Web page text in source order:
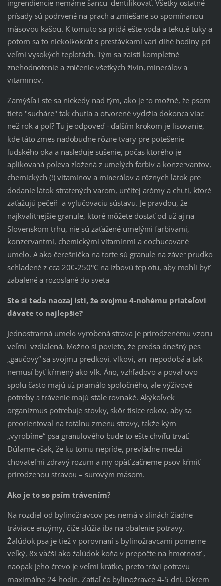
ingrendiencie nemáme šancu identifikovať. Všetky ostatné
prísady sú podrvené na prach a zmiešané so spomínanou
mäsovou kašou. K tomuto sa pridá ešte voda a tekuté tuky a
potom sa to niekoľkokrát s prestávkami varí dlhé hodiny pri
veľmi vysokých teplotách. Tým sa zaistí kompletné
znehodnotenie a zničenie všetkých živín, minerálov a
vitamínov.
Zamýšľali ste sa niekedy nad tým, ako je to možné, že psom
tieto "sucháre" tak chutia a otvorené vydržia dokonca viac
než rok a pol? Tu je odpoveď - ďalším krokom je lisovanie,
kde táto zmes nadobudne rôzne tvary pre potešenie
ľudského oka a nasleduje sušenie, počas ktorého je
aplikovaná poleva zložená z umelých farbív a konzervantov,
chemických (!) vitamínov a minerálov a rôznych látok pre
dodanie látok stratených varom, určitej arómy a chuti, ktoré
zaťažujú pečeň a vylučovaciu sústavu. Je pravdou, že
najkvalitnejšie granule, ktoré môžete dostať od už aj na
Slovenskom trhu, nie sú zaťažené umelými farbivami,
konzervantmi, chemickými vitamínmi a dochucované
umelo. A ako čerešnička na torte sú granule na záver prudko
schladené z cca 200-250°C na izbovú teplotu, aby mohli byť
zabalené a rozoslané do sveta.
Ste si teda naozaj istí, že svojmu 4-nohému priateľovi
dávate to najlepšie?
Jednostranná umelo vyrobená strava je prirodzenému vzoru
veľmi vzdialená. Možno si poviete, že predsa dnešný pes
„gaučový“ sa svojmu predkovi, vlkovi, ani nepodobá a tak
nemusí byť kŕmený ako vlk. Áno, vzhľadovo a povahovo
spolu často majú už pramálo spoločného, ​​ale výživové
potreby a trávenie majú stále rovnaké. Akýkoľvek
organizmus potrebuje stovky, skôr tisíce rokov, aby sa
preorientoval na totálnu zmenu stravy, takže kým
„vyrobíme“ psa granulového bude to ešte chvíľu trvať.
Dúfame však, že ku tomu nepríde, prevládne medzi
chovateľmi zdravý rozum a my opäť začneme psov kŕmiť
prirodzenou stravou – surovým mäsom.
Ako je to so psím trávením?
Na rozdiel od bylinožravcov pes nemá v slinách žiadne
tráviace enzýmy, čiže slúžia iba na obalenie potravy.
Žalúdok psa je tiež v porovnaní s bylinožravcami pomerne
veľký, 8x väčší ako žalúdok koňa v prepočte na hmotnosť ,
naopak jeho črevo je veľmi krátke, preto trávi potravu
maximálne 24 hodín. Zatiaľ čo bylinožravce 4-5 dní. Okrem